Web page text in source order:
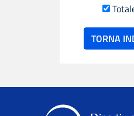
TORNA